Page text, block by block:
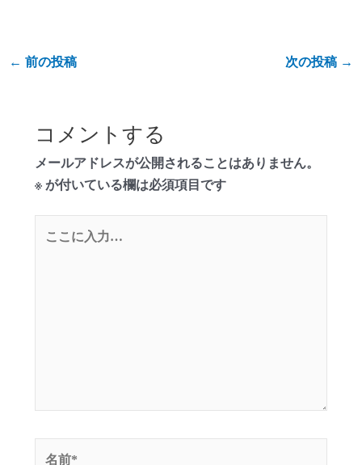
← 前の投稿 次の投稿 →
コメントする
メールアドレスが公開されることはありません。
※が付いている欄は必須項目です